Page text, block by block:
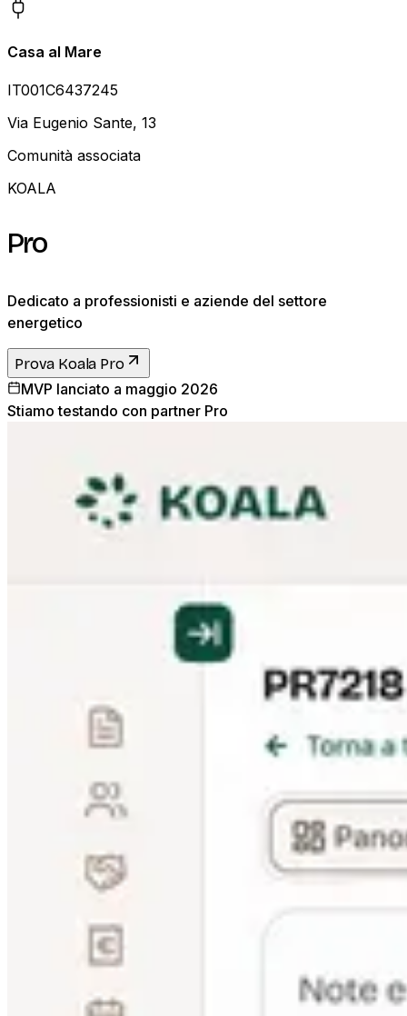
Casa al Mare
IT001C6437245
Via Eugenio Sante, 13
Comunità associata
KOALA
Pro
Dedicato a professionisti e aziende del settore
energetico
Prova Koala Pro
MVP lanciato a maggio 2026
Stiamo testando con partner Pro